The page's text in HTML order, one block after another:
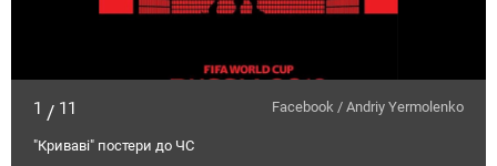
1 / 11 Facebook / Andriy Yermolenko
"Криваві" постери до ЧС